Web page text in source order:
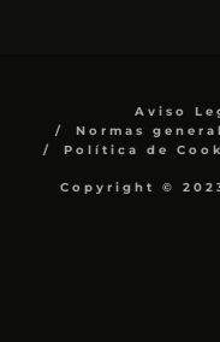
Aviso
Normas
Política de
Copyright © 2023